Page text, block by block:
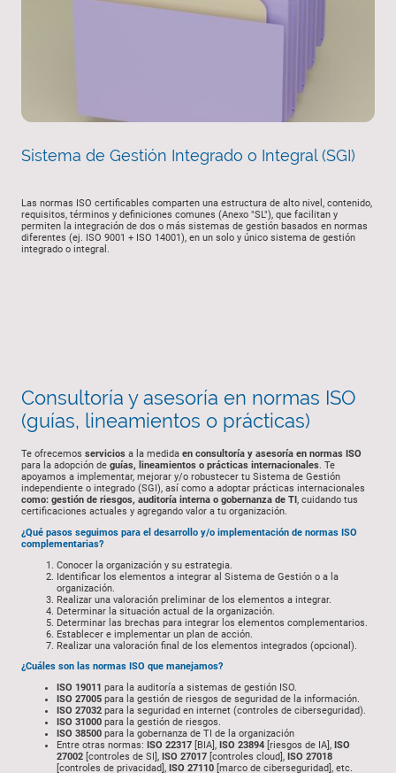
Sistema de Gestión Integrado o Integral (SGI)
Las normas ISO certificables comparten una estructura de alto nivel, contenido,
requisitos, términos y definiciones comunes (Anexo "SL"), que facilitan y
permiten la integración de dos o más sistemas de gestión basados en normas
diferentes (ej. ISO 9001 + ISO 14001), en un solo y único sistema de gestión
integrado o integral.
Consultoría y asesoría en normas ISO
(guías, lineamientos o prácticas)
Te ofrecemos servicios a la medida en consultoría y asesoría en normas ISO
para la adopción de guías, lineamientos o prácticas internacionales. Te
apoyamos a implementar, mejorar y/o robustecer tu Sistema de Gestión
independiente o integrado (SGI), así como a adoptar prácticas internacionales
como: gestión de riesgos, auditoría interna o gobernanza de TI , cuidando tus
certificaciones actuales y agregando valor a tu organización.
¿Qué pasos seguimos para el desarrollo y/o implementación de normas ISO
complementarias?
Conocer la organización y su estrategia.
Identificar los elementos a integrar al Sistema de Gestión o a la
organización.
Realizar una valoración preliminar de los elementos a integrar.
Determinar la situación actual de la organización.
Determinar las brechas para integrar los elementos complementarios.
Establecer e implementar un plan de acción.
Realizar una valoración final de los elementos integrados (opcional).
¿Cuáles son las normas ISO que manejamos?
ISO 19011 para la auditoría a sistemas de gestión ISO.
ISO 27005 para la gestión de riesgos de seguridad de la información.
ISO 27032 para la seguridad en internet (controles de ciberseguridad).
ISO 31000 para la gestión de riesgos.
ISO 38500 para la gobernanza de TI de la organización
Entre otras normas: ISO 22317 [BIA], ISO 23894 [riesgos de IA], ISO
27002 [controles de SI], ISO 27017 [controles cloud], ISO 27018
[controles de privacidad], ISO 27110 [marco de ciberseguridad], etc.